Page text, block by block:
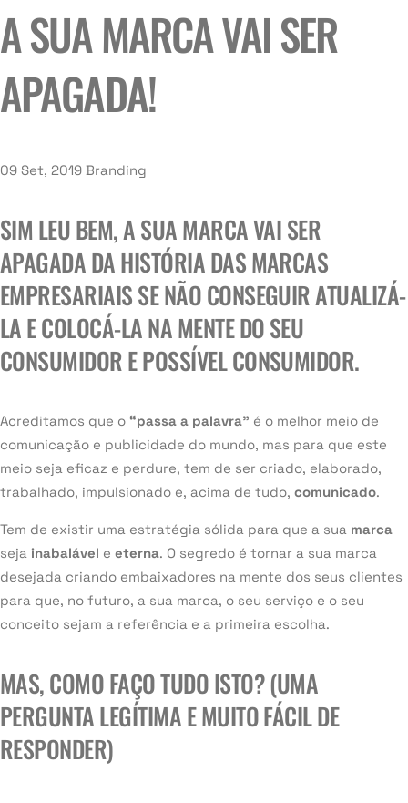
A SUA MARCA VAI SER
APAGADA!
09 Set, 2019 Branding
SIM LEU BEM, A SUA MARCA VAI SER
APAGADA DA HISTÓRIA DAS MARCAS
EMPRESARIAIS SE NÃO CONSEGUIR ATUALIZÁ-
LA E COLOCÁ-LA NA MENTE DO SEU
CONSUMIDOR E POSSÍVEL CONSUMIDOR.
Acreditamos que o “passa a palavra” é o melhor meio de
comunicação e publicidade do mundo, mas para que este
meio seja eficaz e perdure, tem de ser criado, elaborado,
trabalhado, impulsionado e, acima de tudo, comunicado.
Tem de existir uma estratégia sólida para que a sua marca
seja inabalável e eterna. O segredo é tornar a sua marca
desejada criando embaixadores na mente dos seus clientes
para que, no futuro, a sua marca, o seu serviço e o seu
conceito sejam a referência e a primeira escolha.
MAS, COMO FAÇO TUDO ISTO? (UMA
PERGUNTA LEGÍTIMA E MUITO FÁCIL DE
RESPONDER)